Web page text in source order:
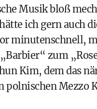
Musik bloß
ich gern auch
minutenschnell,
zum
Kim, dem das
polnischen Mezzo